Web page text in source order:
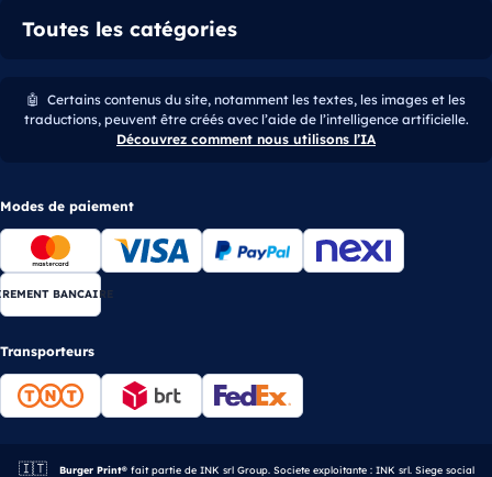
Toutes les catégories
🤖 Certains contenus du site, notamment les textes, les images et les
traductions, peuvent être créés avec l’aide de l’intelligence artificielle.
Découvrez comment nous utilisons l’IA
Modes de paiement
BANCAIRE
Transporteurs
🇮🇹 Entreprise italienne.
Burger Print®fait partie de INK srl Group. Societe exploitante : INK srl. Siege social